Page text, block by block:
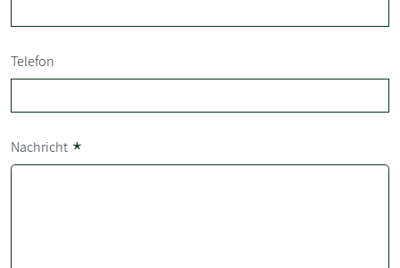
Telefon
Nachricht *